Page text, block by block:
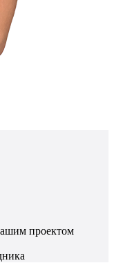
проектом